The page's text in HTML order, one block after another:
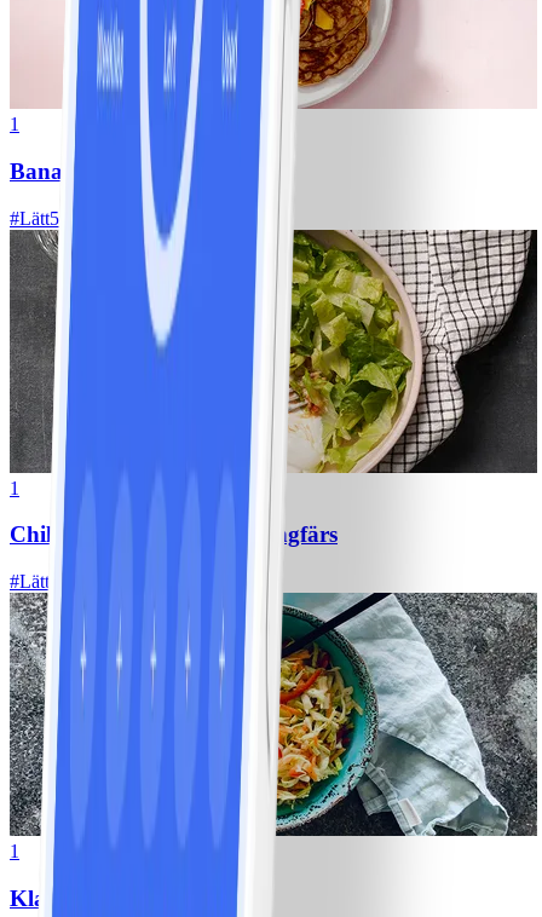
1
Bananpannkakor
#Lätt5 MIN
1
Chili con carne med kycklingfärs
#Lätt
1
Klassisk vitkålssallad